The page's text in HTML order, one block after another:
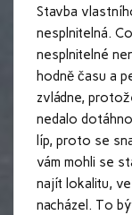
Stavba
nesplnitelná.
nesplnitelné
hodně času a
zvládne,
nedalo
líp, proto se
vám mohli se
najít lokalitu,
nacházel. To